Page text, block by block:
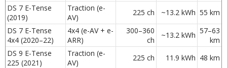
DS 7 E-Tense
(2019)
Traction (e-
AV)
225 ch ~13.2 kWh 55 km
DS 7 E-Tense
4x4 (2020–22)
4x4 (e-AV + e-
ARR)
300–360
ch
~13.2 kWh 57–63
km
DS 9 E-Tense
225 (2021)
Traction (e-
AV)
225 ch 11.9 kWh 48 km